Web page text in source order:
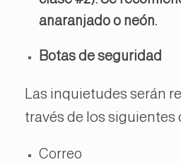
anaranjado o neón.
Botas de seguridad
Las inquietudes serán
través de los siguientes
Correo